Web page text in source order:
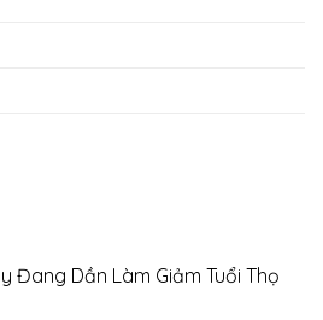
Đang Dần Làm Giảm Tuổi Thọ